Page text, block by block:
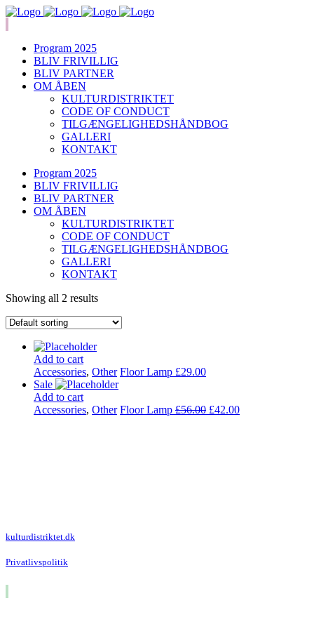
Program 2025
BLIV FRIVILLIG
BLIV PARTNER
OM ÅBEN
KULTURDISTRIKTET
CODE OF CONDUCT
TILGÆNGELIGHEDSHÅNDBOG
GALLERI
KONTAKT
Program 2025
BLIV FRIVILLIG
BLIV PARTNER
OM ÅBEN
KULTURDISTRIKTET
CODE OF CONDUCT
TILGÆNGELIGHEDSHÅNDBOG
GALLERI
KONTAKT
Showing all 2 results
Add to cart
Accessories, Other Floor Lamp £29.00
Sale
Add to cart
Accessories, Other Floor Lamp £56.00 £42.00
kulturdistriktet.dk
Privatlivspolitik